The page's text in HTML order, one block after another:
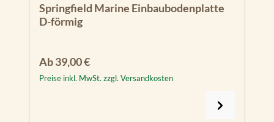
Springfield Marine Einbaubodenplatte
D-förmig
Regulärer Preis:
Ab39,00 €
Preise inkl. MwSt. zzgl. Versandkosten